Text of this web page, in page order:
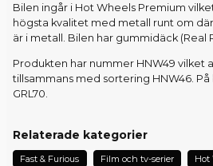
Bilen ingår i Hot Wheels Premium
högsta kvalitet med metall runt om
är i metall. Bilen har gummidäck (Real
Produkten har nummer HNW49 vilket
tillsammans med sortering HNW46. På
GRL70.
Relaterade kategorier
Fast & Furious Film och tv-serier Hot